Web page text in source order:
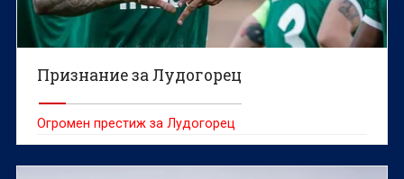
Признание за Лудогорец
Огромен престиж за Лудогорец